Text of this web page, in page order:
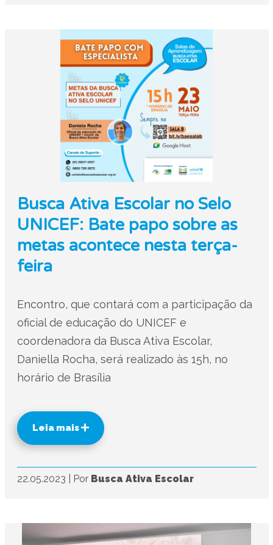
Busca Ativa Escolar no Selo
UNICEF: Bate papo sobre as
metas acontece nesta terça-
feira
Encontro, que contará com a participação da
oficial de educação do UNICEF e
coordenadora da Busca Ativa Escolar,
Daniella Rocha, será realizado às 15h, no
horário de Brasília
Leia mais
22.05.2023 Por Busca Ativa Escolar